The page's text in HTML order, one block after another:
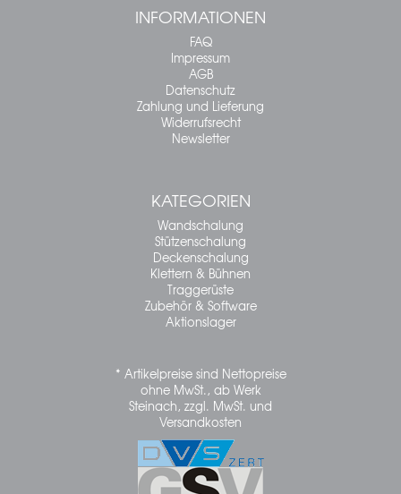
INFORMATIONEN
FAQ
Impressum
AGB
Datenschutz
Zahlung und Lieferung
Widerrufsrecht
Newsletter
KATEGORIEN
Wandschalung
Stützenschalung
Deckenschalung
Klettern & Bühnen
Traggerüste
Zubehör & Software
Aktionslager
* Artikelpreise sind Nettopreise
ohne MwSt., ab Werk
Steinach, zzgl. MwSt. und
Versandkosten